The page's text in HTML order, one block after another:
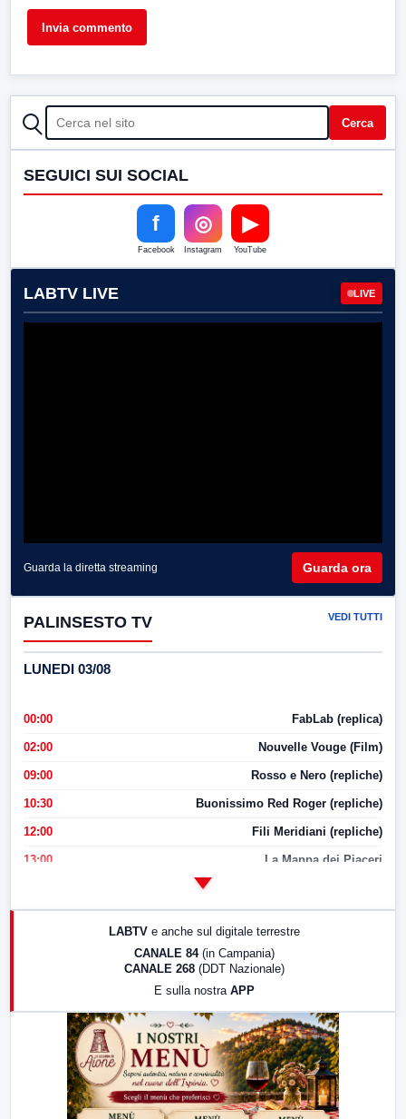
CERCA Cerca
SEGUICI SUI SOCIAL
f
Facebook
◎
Instagram
▶
YouTube
LABTV LIVE LIVE
Guarda la diretta streaming Guarda ora
PALINSESTO TV VEDI TUTTI
LUNEDI 03/08
00:00 FabLab (replica)
02:00 Nouvelle Vouge (Film)
09:00 Rosso e Nero (repliche)
10:30 Buonissimo Red Roger (repliche)
12:00 Fili Meridiani (repliche)
13:00 La Mappa dei Piaceri
LabNews (replica)
LABTV e anche sul digitale terrestre
CANALE 84 (in Campania)
CANALE 268 (DDT Nazionale)
E sulla nostra APP